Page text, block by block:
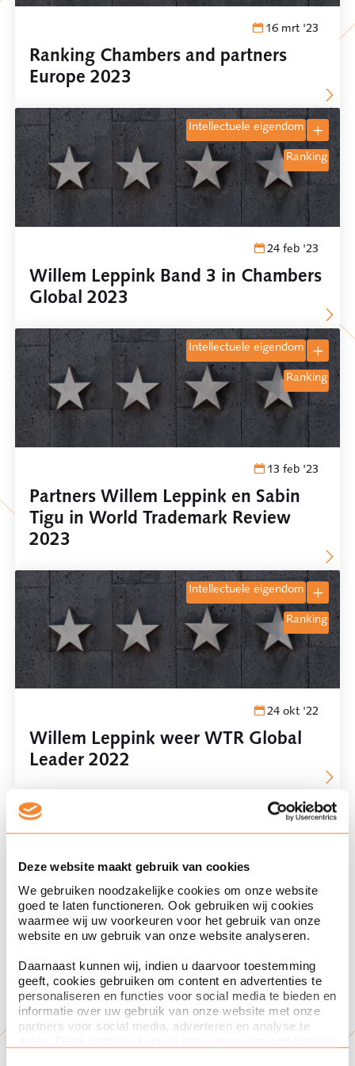
Deze website maakt gebruik van cookies
We gebruiken noodzakelijke cookies om onze website
goed te laten functioneren. Ook gebruiken wij cookies
waarmee wij uw voorkeuren voor het gebruik van onze
website en uw gebruik van onze website analyseren.
Daarnaast kunnen wij, indien u daarvoor toestemming
geeft, cookies gebruiken om content en advertenties te
personaliseren en functies voor social media te bieden en
informatie over uw gebruik van onze website met onze
partners voor social media, adverteren en analyse te
16 mrt '23
Ranking Chambers and partners
Europe 2023
intellectuele eigendom
ranking
24 feb '23
Willem Leppink Band 3 in Chambers
Global 2023
intellectuele eigendom
ranking
13 feb '23
Partners Willem Leppink en Sabin
Tigu in World Trademark Review
2023
intellectuele eigendom
ranking
24 okt '22
Willem Leppink weer WTR Global
Leader 2022
intellectuele eigendom
ranking
07 okt '22
Sophie Schneiders in IP Stars 2022
intellectuele eigendom